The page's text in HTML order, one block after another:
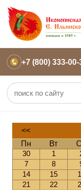
+7 (800) 333-00-
<<
Пн
Вт
30
1
7
8
14
15
21
22